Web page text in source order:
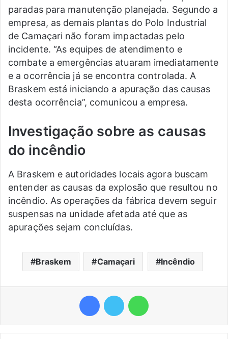
paradas para manutenção planejada. Segundo a
empresa, as demais plantas do Polo Industrial
de Camaçari não foram impactadas pelo
incidente. “As equipes de atendimento e
combate a emergências atuaram imediatamente
e a ocorrência já se encontra controlada. A
Braskem está iniciando a apuração das causas
desta ocorrência”, comunicou a empresa.
Investigação sobre as causas
do incêndio
A Braskem e autoridades locais agora buscam
entender as causas da explosão que resultou no
incêndio. As operações da fábrica devem seguir
suspensas na unidade afetada até que as
apurações sejam concluídas.
Braskem Camaçari Incêndio
FacebookTwitter